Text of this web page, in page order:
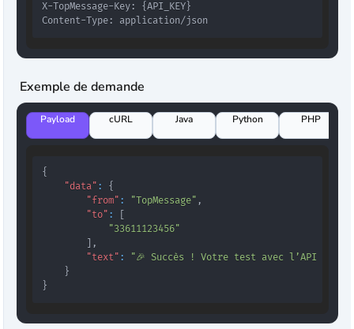
Content-Type: application/json
Exemple de demande
Payload cURL Java Python PHP
{
"data" :
{
"from" : "TopMessage" ,
"to" :
"33611123456"
,
"text" :
"🎉 Succès ! Votre test avec l’API
}
}